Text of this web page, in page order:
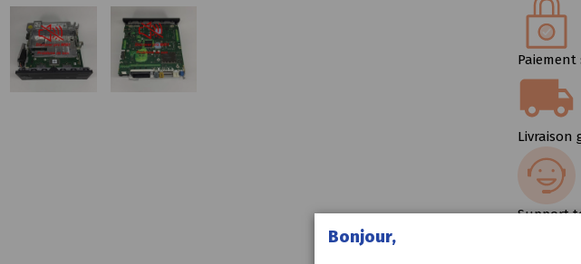
Paiement
Livraison
Support
Bonjour,